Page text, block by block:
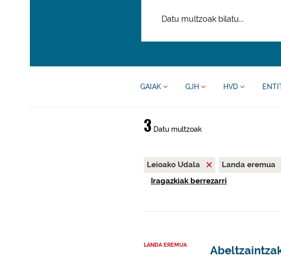
GAIAK GJH HVD
3Datu multzoak
Leioako Udala
Landa eremua
Iragazkiak berrezarri
LANDA EREMUA